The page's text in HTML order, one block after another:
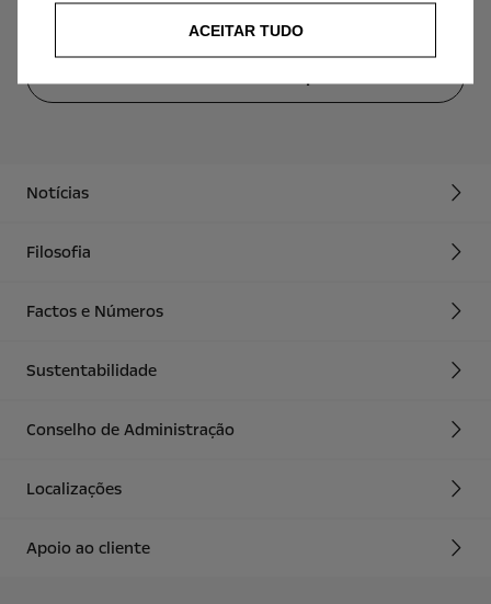
Notícias
Filosofia
Factos e Números
Sustentabilidade
Conselho de Administração
Localizações
Apoio ao cliente
ACEITAR TUDO